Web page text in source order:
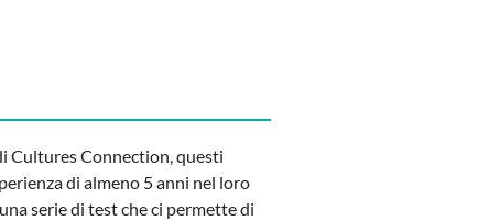
Cultures Connection, questi
di almeno 5 anni nel loro
serie di test che ci permette di